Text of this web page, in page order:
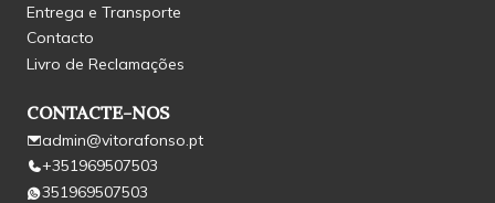
Entrega e Transporte
Contacto
Livro de Reclamações
CONTACTE-NOS
admin@vitorafonso.pt
+351969507503
351969507503